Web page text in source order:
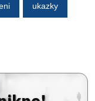
ukazky